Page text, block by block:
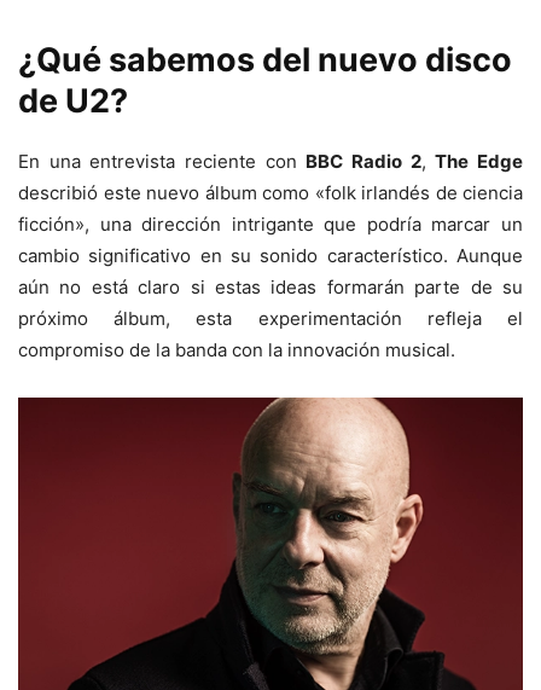
¿Qué sabemos del nuevo disco
de U2?
En una entrevista reciente con BBC Radio 2,The Edge
describió este nuevo álbum como «folk irlandés de ciencia
ficción», una dirección intrigante que podría marcar un
cambio significativo en su sonido característico. Aunque
aún no está claro si estas ideas formarán parte de su
próximo álbum, esta experimentación refleja el
compromiso de la banda con la innovación musical.